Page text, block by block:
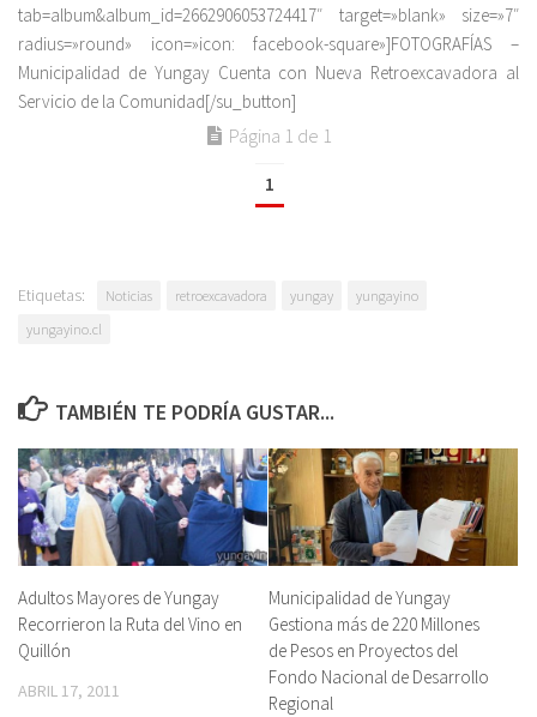
tab=album&album_id=2662906053724417″ target=»blank» size=»7″
radius=»round» icon=»icon: facebook-square»]FOTOGRAFÍAS –
Municipalidad de Yungay Cuenta con Nueva Retroexcavadora al
Servicio de la Comunidad[/su_button]
Página 1 de 1
1
Etiquetas: Noticias retroexcavadora yungay
yungayino
yungayino.cl
TAMBIÉN TE PODRÍA GUSTAR...
Adultos Mayores de Yungay
Recorrieron la Ruta del Vino en
Quillón
ABRIL 17, 2011
Municipalidad de Yungay
Gestiona más de 220 Millones
de Pesos en Proyectos del
Fondo Nacional de Desarrollo
Regional